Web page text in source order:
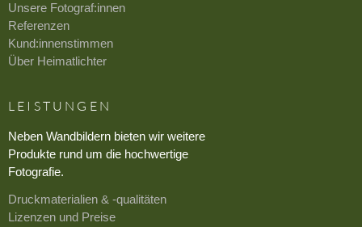
Unsere Fotograf:innen
Referenzen
Kund:innenstimmen
Über Heimatlichter
LEISTUNGEN
Neben Wandbildern bieten wir weitere
Produkte rund um die hochwertige
Fotografie.
Druckmaterialien & -qualitäten
Lizenzen und Preise